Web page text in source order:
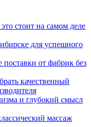
стоит на самом деле
для успешного
от фабрик без
качественный
и глубокий смысл
массаж